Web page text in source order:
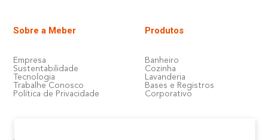
Sobre a Meber
Empresa
Sustentabilidade
Tecnologia
Trabalhe Conosco
Política de Privacidade
Produtos
Banheiro
Cozinha
Lavanderia
Bases e Registros
Corporativo